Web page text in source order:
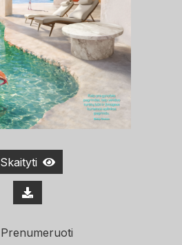
Skaityti
Prenumeruoti